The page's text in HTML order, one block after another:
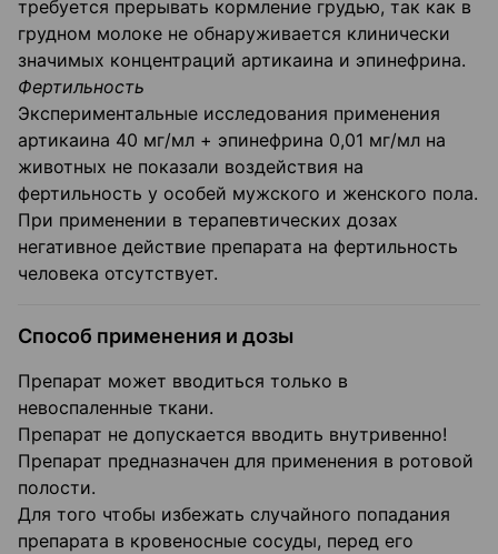
требуется прерывать кормление грудью, так как в
грудном молоке не обнаруживается клинически
значимых концентраций артикаина и эпинефрина.
Фертильность
Экспериментальные исследования применения
артикаина 40 мг/мл + эпинефрина 0,01 мг/мл на
животных не показали воздействия на
фертильность у особей мужского и женского пола.
При применении в терапевтических дозах
негативное действие препарата на фертильность
человека отсутствует.
Способ применения и дозы
Препарат может вводиться только в
невоспаленные ткани.
Препарат не допускается вводить внутривенно!
Препарат предназначен для применения в ротовой
полости.
Для того чтобы избежать случайного попадания
препарата в кровеносные сосуды, перед его